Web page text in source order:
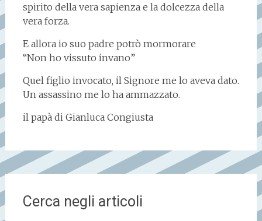
spirito della vera sapienza e la dolcezza della
vera forza.
E allora io suo padre potrò mormorare
“Non ho vissuto invano”
Quel figlio invocato, il Signore me lo aveva dato.
Un assassino me lo ha ammazzato.
il papà di Gianluca Congiusta
Cerca negli articoli